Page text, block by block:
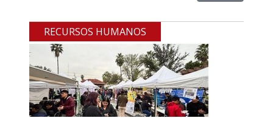
grupo, contar con instalaciones
cercanas a la región y otorgar
referencias comerciales.
Aplicar al Requerimiento
RECURSOS HUMANOS